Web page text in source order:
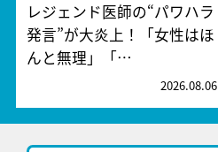
レジェンド医師の“パワハラ
発言”が大炎上！「女性はほ
んと無理」「…
2026.08.06